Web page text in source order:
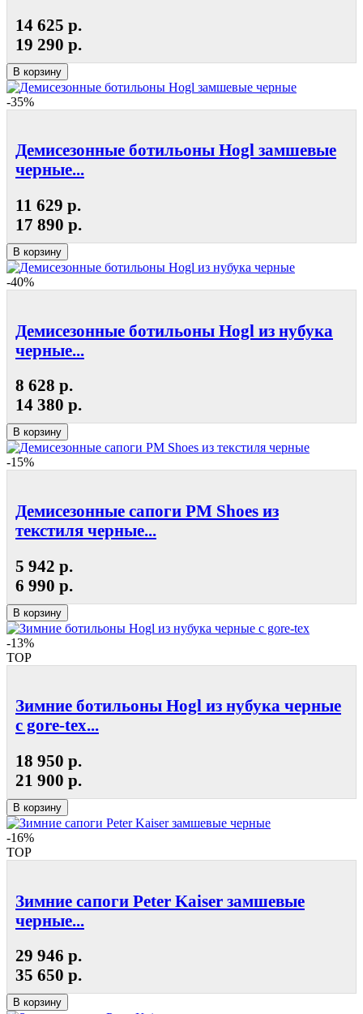
14 625 р.
19 290 р.
В корзину
-35%
Демисезонные ботильоны Hogl замшевые
черные...
11 629 р.
17 890 р.
В корзину
-40%
Демисезонные ботильоны Hogl из нубука
черные...
8 628 р.
14 380 р.
В корзину
-15%
Демисезонные сапоги РМ Shoes из
текстиля черные...
5 942 р.
6 990 р.
В корзину
-13%
TOP
Зимние ботильоны Hogl из нубука черные
с gore-tex...
18 950 р.
21 900 р.
В корзину
-16%
TOP
Зимние сапоги Peter Kaiser замшевые
черные...
29 946 р.
35 650 р.
В корзину